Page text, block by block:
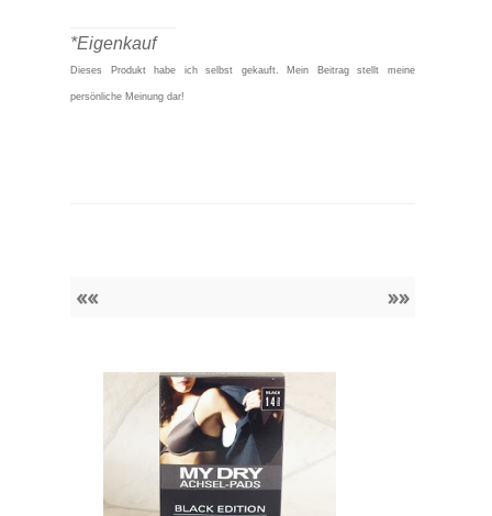
*Eigenkauf
Dieses Produkt habe ich selbst gekauft. Mein Beitrag stellt meine
persönliche Meinung dar!
«« »»